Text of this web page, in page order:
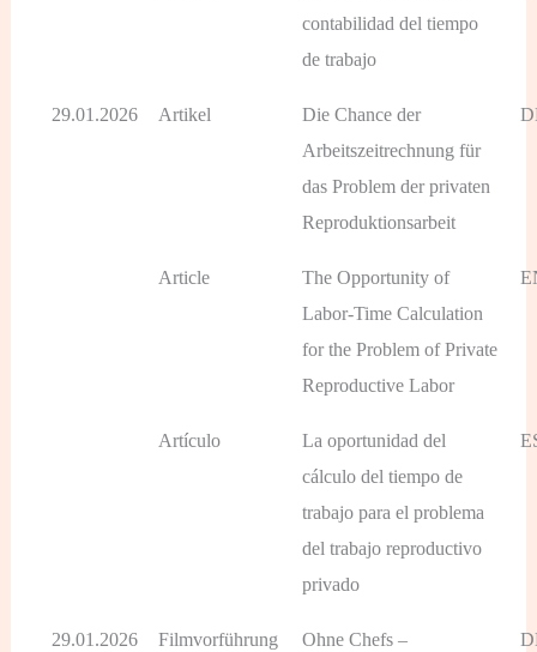
contabilidad del tiempo
de trabajo
29.01.2026 Artikel
Die Chance der
Arbeitszeitrechnung für
das Problem der privaten
Reproduktionsarbeit
Article
The Opportunity of
Labor-Time Calculation
for the Problem of Private
Reproductive Labor
Artículo
La oportunidad del
cálculo del tiempo de
trabajo para el problema
del trabajo reproductivo
privado
29.01.2026 Filmvorführung
Ohne Chefs –